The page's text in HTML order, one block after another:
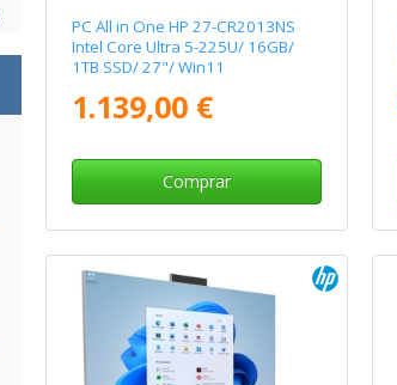
PC All in One HP 27-CR2013NS
Intel Core Ultra 5-225U/ 16GB/
1TB SSD/ 27"/ Win11
1.139,00 €
Comprar